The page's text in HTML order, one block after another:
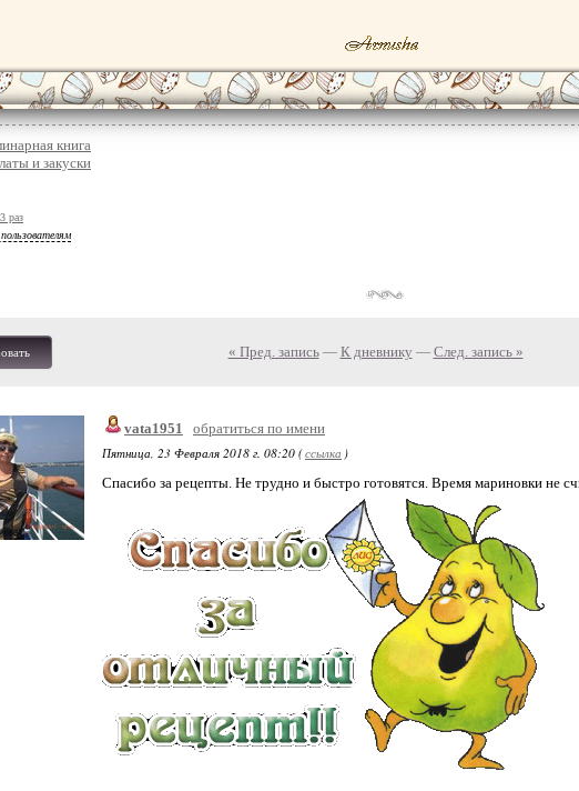
книга
и закуски
раз
« Пред. запись— К дневнику — След. запись »
vata1951
обратиться по имени
Пятница, 23 Февраля 2018 г. 08:20 (ссылка )
Спасибо за рецепты. Не трудно и быстро готовятся. Время мариновки не